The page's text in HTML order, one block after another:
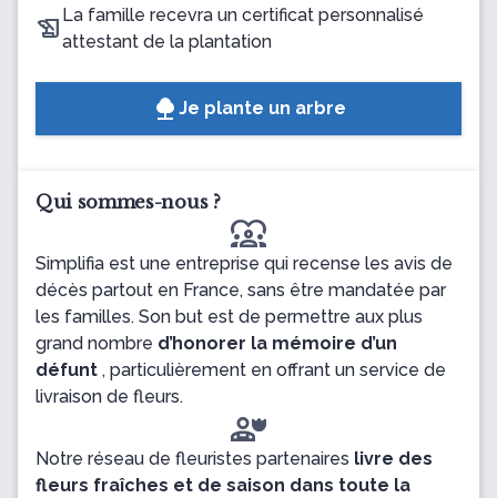
La famille recevra un certificat personnalisé
attestant de la plantation
Je plante un arbre
Qui sommes-nous ?
diversity_1
Simplifia est une entreprise qui recense les avis de
décès partout en France, sans être mandatée par
les familles. Son but est de permettre aux plus
grand nombre d’honorer la mémoire d’un
défunt , particulièrement en offrant un service de
livraison de fleurs.
Notre réseau de fleuristes partenaires livre des
fleurs fraîches et de saison dans toute la